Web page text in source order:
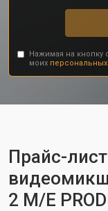
Нажимая на кнопку
моих
Прайс-
2 M/E